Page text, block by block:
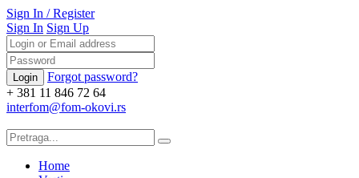
Sign In / Register
Sign In Sign Up
Forgot password?
+ 381 11 846 72 64
interfom@fom-okovi.rs
Home